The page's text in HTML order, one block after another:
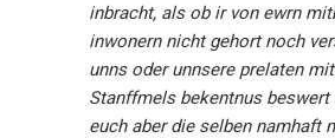
inbracht, als ob ir von ewrn
inwonern nicht gehort noch
unns oder unnsere prelaten
Stanffmels bekentnus
euch aber die selben namhaft